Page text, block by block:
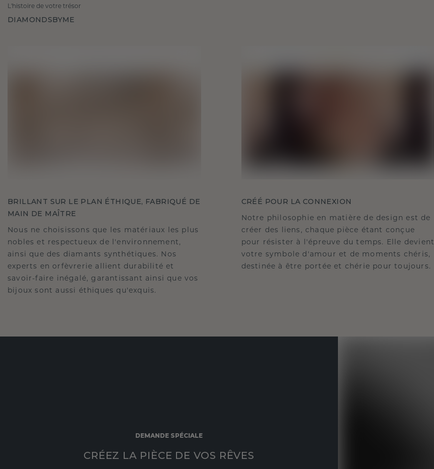
L'histoire de votre trésor
DIAMONDSBYME
BRILLANT SUR LE PLAN ÉTHIQUE, FABRIQUÉ DE
MAIN DE MAÎTRE
Nous ne choisissons que les matériaux les plus
nobles et respectueux de l'environnement,
ainsi que des diamants synthétiques. Nos
experts en orfèvrerie allient durabilité et
savoir-faire inégalé, garantissant ainsi que vos
bijoux sont aussi éthiques qu'exquis.
CRÉÉ POUR LA CONNEXION
Notre philosophie en matière de design est de
créer des liens, chaque pièce étant conçue
pour résister à l'épreuve du temps. Elle devient
votre symbole d'amour et de moments chéris,
destinée à être portée et chérie pour toujours.
DEMANDE SPÉCIALE
CRÉEZ LA PIÈCE DE VOS RÊVES